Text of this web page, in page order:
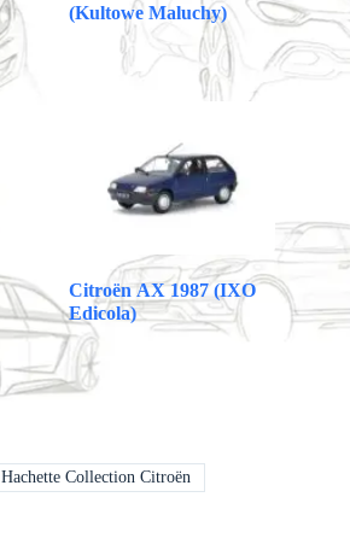
(Kultowe Maluchy)
Citroën AX 1987 (IXO
Edicola)
Hachette Collection Citroën